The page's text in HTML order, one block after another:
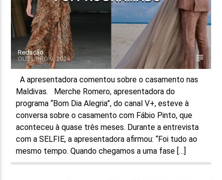
Redação
OUTUBRO 9, 2024
A apresentadora comentou sobre o casamento nas
Maldivas. Merche Romero, apresentadora do
programa “Bom Dia Alegria”, do canal V+, esteve à
conversa sobre o casamento com Fábio Pinto, que
aconteceu à quase três meses. Durante a entrevista
com a SELFIE, a apresentadora afirmou: “Foi tudo ao
mesmo tempo. Quando chegamos a uma fase […]